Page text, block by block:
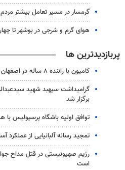
گرمسار در مسیر تعامل بیشتر
هوای گرم و شرجی در بوشهر تا
پربازدیدترین ها
کامیون با راننده ۸ ساله در اصفهان توقیف شد
گرامیداشت سپهبد شهید
برگزار شد
توافق اولیه باشگاه پرسپولیس با
تمجید رسانه آلبانیایی از عملکرد
رژیم صهیونیستی در قتل مداح
است